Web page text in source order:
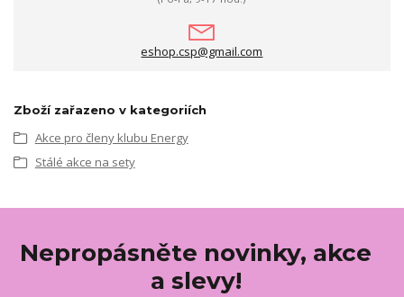
eshop.csp@gmail.com
Zboží zařazeno v kategoriích
Akce pro členy klubu Energy
Stálé akce na sety
Nepropásněte novinky, akce
a slevy!